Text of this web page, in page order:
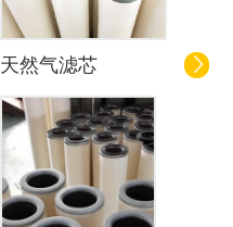
天然气滤芯 